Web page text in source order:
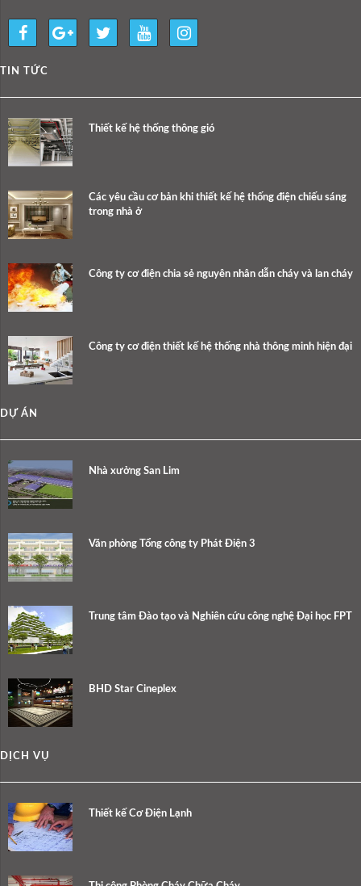
TIN TỨC
Thiết kế hệ thống thông gió
Các yêu cầu cơ bản khi thiết kế hệ thống điện chiếu sáng
trong nhà ở
Công ty cơ điện chia sẻ nguyên nhân dẫn cháy và lan cháy
Công ty cơ điện thiết kế hệ thống nhà thông minh hiện đại
DỰ ÁN
Nhà xưởng San Lim
Văn phòng Tổng công ty Phát Điện 3
Trung tâm Đào tạo và Nghiên cứu công nghệ Đại học FPT
BHD Star Cineplex
DỊCH VỤ
Thiết kế Cơ Điện Lạnh